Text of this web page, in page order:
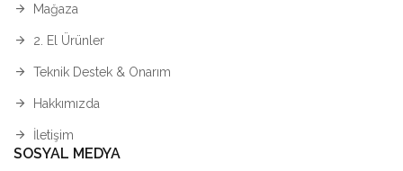
Mağaza
2. El Ürünler
Teknik Destek & Onarım
Hakkımızda
İletişim
SOSYAL MEDYA